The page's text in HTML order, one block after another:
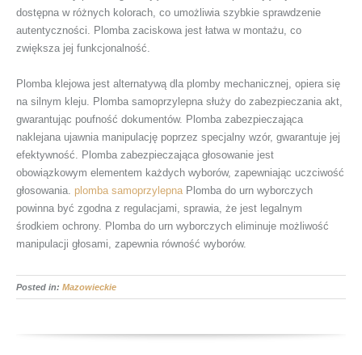
dostępna w różnych kolorach, co umożliwia szybkie sprawdzenie
autentyczności. Plomba zaciskowa jest łatwa w montażu, co
zwiększa jej funkcjonalność.
Plomba klejowa jest alternatywą dla plomby mechanicznej, opiera się
na silnym kleju. Plomba samoprzylepna służy do zabezpieczania akt,
gwarantując poufność dokumentów. Plomba zabezpieczająca
naklejana ujawnia manipulację poprzez specjalny wzór, gwarantuje jej
efektywność. Plomba zabezpieczająca głosowanie jest
obowiązkowym elementem każdych wyborów, zapewniając uczciwość
głosowania. plomba samoprzylepnaPlomba do urn wyborczych
powinna być zgodna z regulacjami, sprawia, że jest legalnym
środkiem ochrony. Plomba do urn wyborczych eliminuje możliwość
manipulacji głosami, zapewnia równość wyborów.
Posted in: Mazowieckie